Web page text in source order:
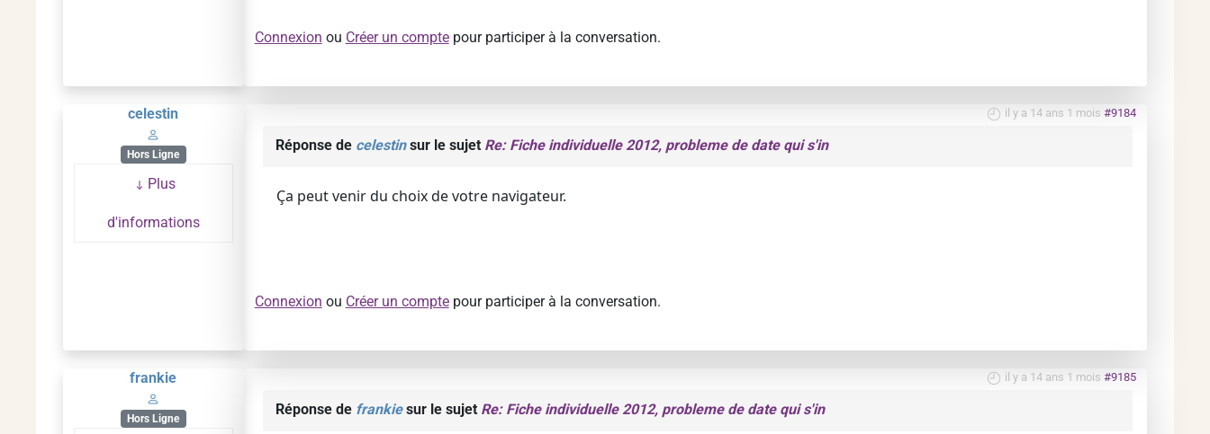
Connexion ou Créer un comptepour participer à la conversation.
celestin
Hors Ligne
Plus
d'informations
il y a 14 ans 1 mois #9184
Réponse de celestinsur le sujet Re: Fiche individuelle 2012, probleme de date qui s'in
Ça peut venir du choix de votre navigateur.
Connexion ou Créer un comptepour participer à la conversation.
frankie
Hors Ligne
il y a 14 ans 1 mois #9185
Réponse de frankiesur le sujet Re: Fiche individuelle 2012, probleme de date qui s'in